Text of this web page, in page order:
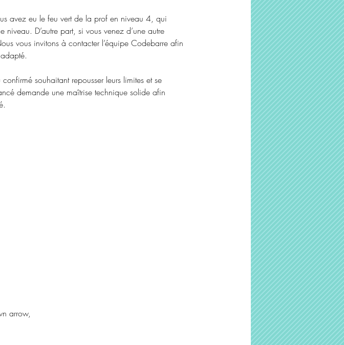
avez eu le feu vert de la prof en niveau 4, qui
niveau. D’autre part, si vous venez d’une autre
vous invitons à contacter l’équipe Codebarre afin
souhaitant repousser leurs limites et se
demande une maîtrise technique solide afin
arrow,